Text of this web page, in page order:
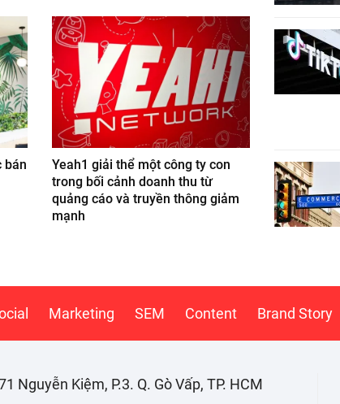
bán
Yeah1 giải thể một công ty con
trong bối cảnh doanh thu từ
quảng cáo và truyền thông giảm
mạnh
Marketing SEM Content Brand Story
Nguyễn Kiệm, P.3. Q. Gò Vấp, TP. HCM